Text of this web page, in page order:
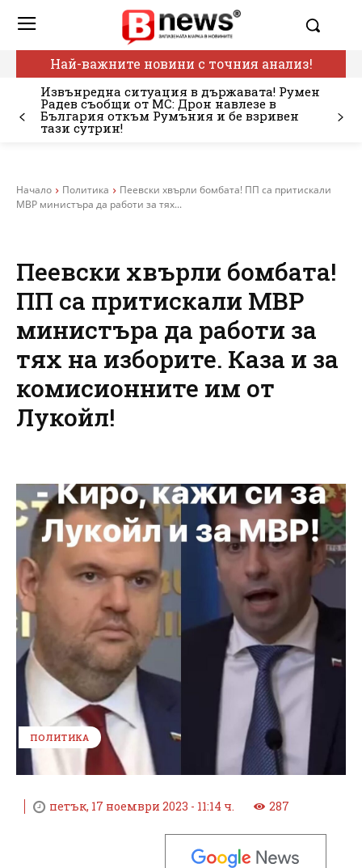
Най-важните новини с точния анализ!
Извънредна ситуация в държавата! Румен
Радев съобщи от МС: Дрон навлезе в
България откъм Румъния и бе взривен
тази сутрин!
Начало Политика
Пеевски хвърли бомбата! ПП са притискали
МВР министъра да работи за тях...
Пеевски хвърли бомбата!
ПП са притискали МВР
министъра да работи за
тях на изборите. Каза и за
комисионните им от
Лукойл!
ПОЛИТИКА
петък, 17 ноември 2023 - 11:14 ч. 287